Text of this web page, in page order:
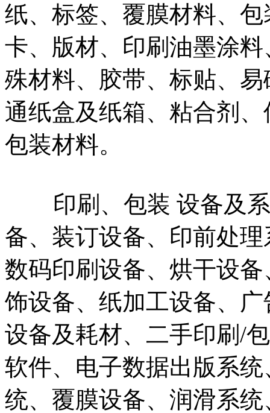
纸、标签、覆膜材料、
卡、版材、印刷油墨涂
殊材料、胶带、标贴、
通纸盒及纸箱、粘合剂
包装材料。
印刷、包装 设备及系
备、装订设备、印前处
数码印刷设备、烘干设
饰设备、纸加工设备、
设备及耗材、二手印刷/
软件、电子数据出版系
统、覆膜设备、润滑系